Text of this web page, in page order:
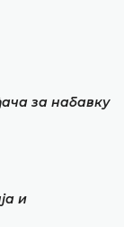
за набавку
и